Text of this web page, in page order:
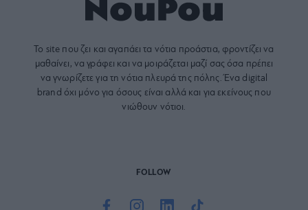
Το site που ζει και αγαπάει τα νότια προάστια, φροντίζει να
μαθαίνει, να γράφει και να μοιράζεται μαζί σας όσα πρέπει
να γνωρίζετε για τη νότια πλευρά της πόλης. Ένα digital
brand όχι μόνο για όσους είναι αλλά και για εκείνους που
νιώθουν νότιοι.
FOLLOW